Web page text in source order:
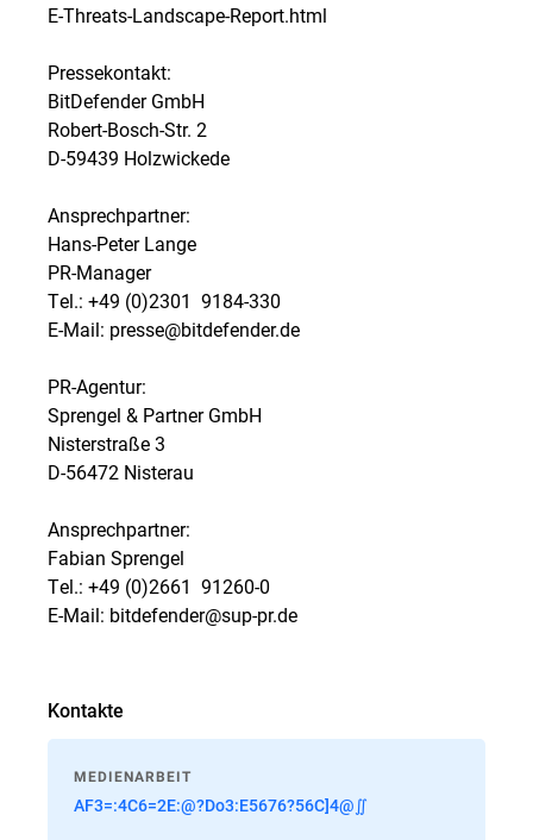
E-Threats-Landscape-Report.html
Pressekontakt:
BitDefender GmbH
Robert-Bosch-Str. 2
D-59439 Holzwickede
Ansprechpartner:
Hans-Peter Lange
PR-Manager
Tel.: +49 (0)2301  9184-330
E-Mail: presse@bitdefender.de
PR-Agentur:
Sprengel & Partner GmbH
Nisterstraße 3
D-56472 Nisterau
Ansprechpartner:
Fabian Sprengel
Tel.: +49 (0)2661  91260-0
E-Mail: bitdefender@sup-pr.de
Kontakte
MEDIENARBEIT
AF3=:4C6=2E:@?Do3:E5676?56C]4@∬